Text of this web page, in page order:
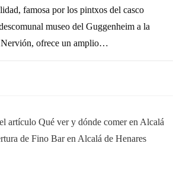
famosa por los pintxos del casco
museo del Guggenheim a la
Nervión, ofrece un amplio…